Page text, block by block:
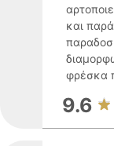
και
φρέσκα
9.6